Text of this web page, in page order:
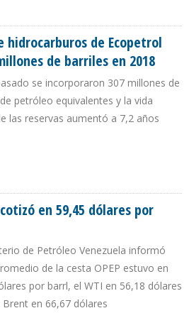
hidrocarburos de Ecopetrol
de barriles en 2018
se incorporaron 307 millones de
petróleo equivalentes y la vida
las reservas aumentó a 7,2 años
en 59,45 dólares por
de Petróleo Venezuela informó
de la cesta OPEP estuvo en
por barrl, el WTI en 56,18 dólares
en 66,67 dólares